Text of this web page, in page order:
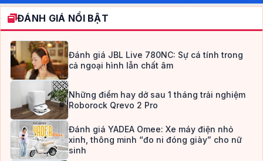
ĐÁNH GIÁ NỔI BẬT
Đánh giá JBL Live 780NC: Sự cá tính trong
cả ngoại hình lẫn chất âm
Những điểm hay dở sau 1 tháng trải nghiệm
Roborock Qrevo 2 Pro
Đánh giá YADEA Omee: Xe máy điện nhỏ
xinh, thông minh “đo ni đóng giày” cho nữ
sinh